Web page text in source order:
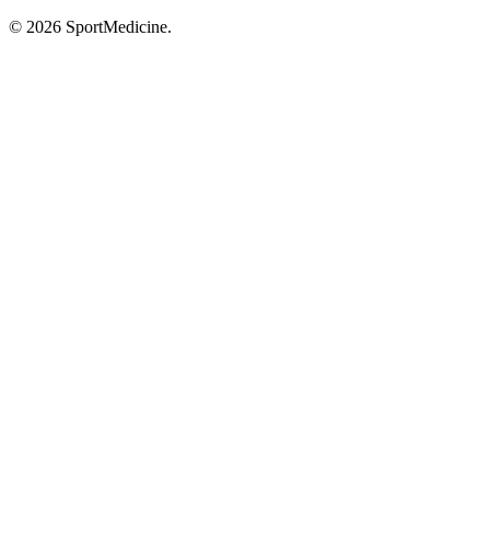
© 2026 SportMedicine.